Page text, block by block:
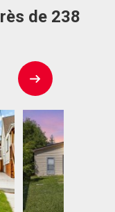
de 238